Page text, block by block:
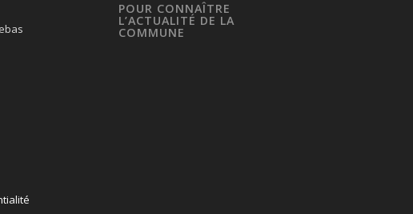
POUR CONNAÎTRE
L’ACTUALITÉ DE LA
COMMUNE